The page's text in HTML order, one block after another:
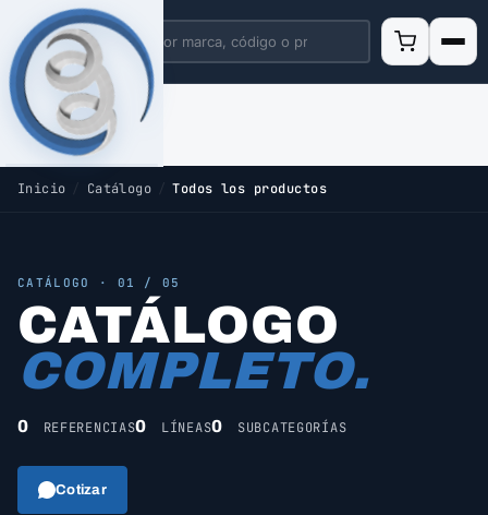
Inicio / Catálogo Todos los productos
CATÁLOGO · 01 / 05
CATÁLOGO
COMPLETO.
0 REFERENCIAS0 LÍNEAS0 SUBCATEGORÍAS
Cotizar